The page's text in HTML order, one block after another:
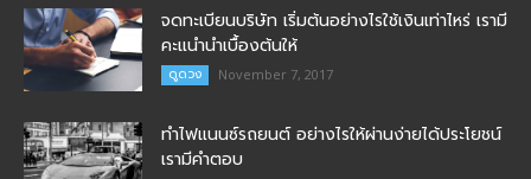
จดทะเบียนบริษัท เริ่มต้นอย่างไรใช้เงินเท่าไหร่ เรามี
คะแนำนำเบื้องต้นให้
ดูดวง November 7, 2017
ทำไฟแนนซ์รถยนต์ อย่างไรให้ผ่านง่ายได้ประโยชน์
เรามีคำตอบ